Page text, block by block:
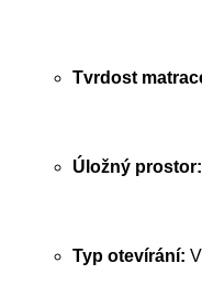
Tvrdost
Úložný prostor:
Typ otevírání: